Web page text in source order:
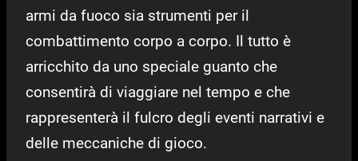
armi da fuoco sia strumenti per il
combattimento corpo a corpo. Il tutto è
arricchito da uno speciale guanto che
consentirà di viaggiare nel tempo e che
rappresenterà il fulcro degli eventi narrativi e
delle meccaniche di gioco.